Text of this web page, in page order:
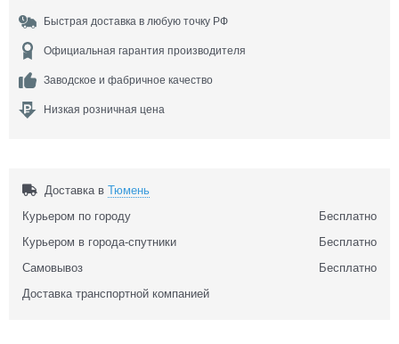
Быстрая доставка в любую точку РФ
Официальная гарантия производителя
Заводское и фабричное качество
Низкая розничная цена
Доставка в Тюмень
Курьером по городу
Бесплатно
Курьером в города-спутники
Бесплатно
Самовывоз
Бесплатно
Доставка транспортной компанией